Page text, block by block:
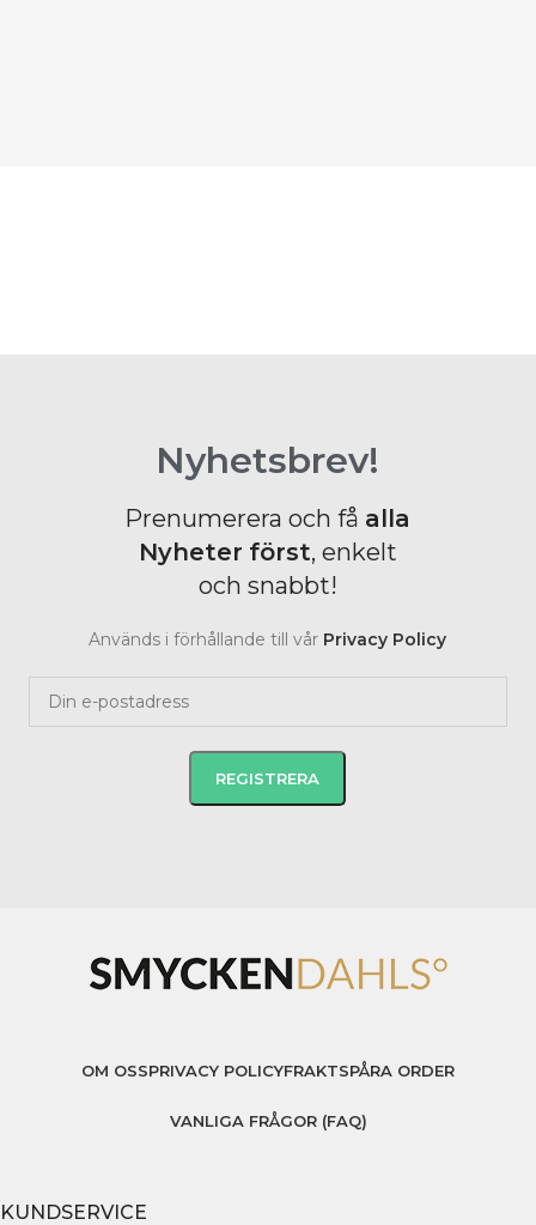
Nyhetsbrev!
Prenumerera och få alla
Nyheter först, enkelt
och snabbt!
Används i förhållande till vår Privacy Policy
OM OSSPRIVACY POLICYFRAKTSPÅRA ORDER
VANLIGA FRÅGOR (FAQ)
KUNDSERVICE